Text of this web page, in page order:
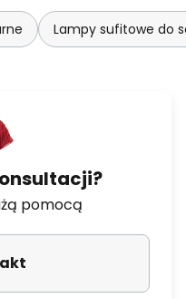
Lampy sufitowe do
pomocą